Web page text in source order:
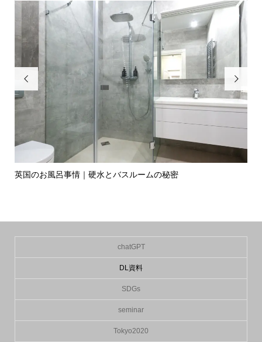

英国のお風呂事情｜硬水とバスルームの秘密

chatGPT
DL資料
SDGs
seminar
Tokyo2020